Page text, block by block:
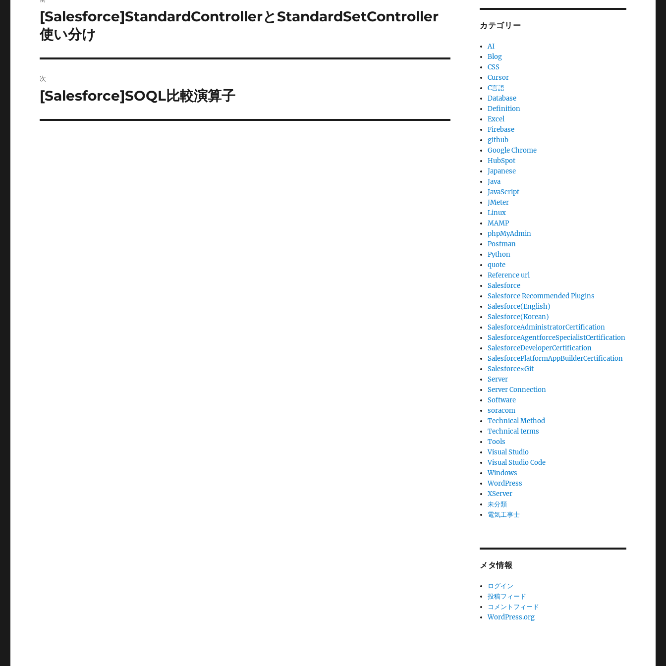
稿
ナ
ゲ
ー
前
の
投
稿:
[Salesforce]StandardControllerとStandardSetController
使い分け
次
次
投
[Salesforce]SOQL比較演算子
カテゴリー
AI
Blog
CSS
Cursor
C言語
Database
Definition
Excel
Firebase
github
Google Chrome
HubSpot
Japanese
Java
JavaScript
JMeter
Linux
MAMP
phpMyAdmin
Postman
Python
quote
Reference url
Salesforce
Salesforce Recommended Plugins
Salesforce(English)
Salesforce(Korean)
SalesforceAdministratorCertification
SalesforceAgentforceSpecialistCertification
SalesforceDeveloperCertification
SalesforcePlatformAppBuilderCertification
Salesforce×Git
Server
Server Connection
Software
soracom
Technical Method
Technical terms
Tools
Visual Studio
Visual Studio Code
Windows
WordPress
XServer
未分類
電気工事士
メタ情報
ログイン
投稿フィード
コメントフィード
WordPress.org